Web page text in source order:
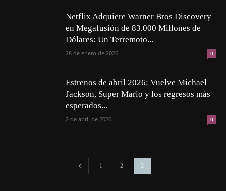
Netflix Adquiere Warner Bros Discovery
en Megafusión de 83.000 Millones de
Dólares: Un Terremoto...
28 de enero de 2026 0
Estrenos de abril 2026: Vuelve Michael
Jackson, Super Mario y los regresos más
esperados...
2 de abril de 2026 0
1 2 3